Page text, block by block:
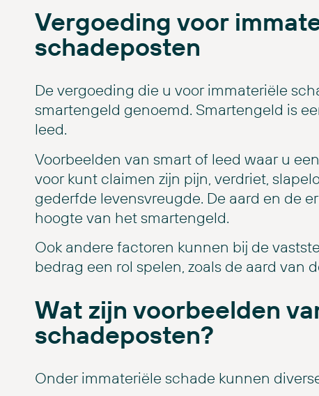
Vergoeding voor
schadeposten
De vergoeding die u voor immateriële
smartengeld genoemd. Smartengeld is
leed.
Voorbeelden van smart of leed waar u
voor kunt claimen zijn pijn, verdriet,
gederfde levensvreugde. De aard en de
hoogte van het smartengeld.
Ook andere factoren kunnen bij de
bedrag een rol spelen, zoals de aard van
Wat zijn voorbeelden
schadeposten?
Onder immateriële schade kunnen